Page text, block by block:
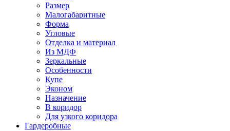
Размер
Малогабаритные
Форма
Угловые
Отделка и материал
Из МДФ
Зеркальные
Особенности
Купе
Эконом
Назначение
В коридор
Для узкого коридора
Гардеробные